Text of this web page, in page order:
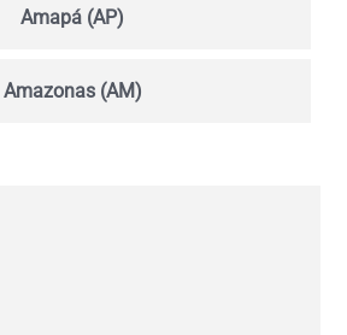
Amapá (AP)
Amazonas (AM)